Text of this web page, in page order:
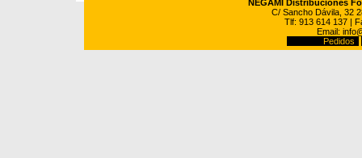
NEGAMI Distribuciones
C/ Sancho Dávila, 32
Tlf: 913 614 137 |
Email:
Pedidos